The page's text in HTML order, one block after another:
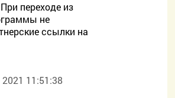
переходе из
не
ссылки на
11:51:38